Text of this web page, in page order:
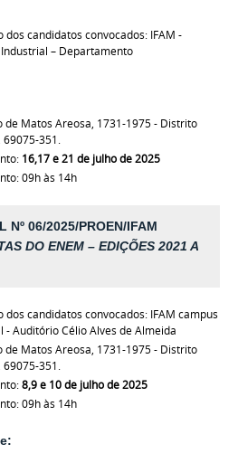
candidatos convocados: IFAM -
– Departamento
de Matos Areosa, 1731-1975 - Distrito
69075-351.
16,17 e 21 de julho de 2025
09h às 14h
Nº 06/2025/PROEN/IFAM
DO ENEM – EDIÇÕES 2021 A
candidatos convocados: IFAM campus
Auditório Célio Alves de Almeida
de Matos Areosa, 1731-1975 - Distrito
69075-351.
8,9 e 10 de julho de 2025
09h às 14h